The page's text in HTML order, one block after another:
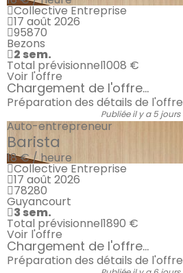
Collective Entreprise
17 août 2026
95870
Bezons
2 sem.
Total prévisionnel1008 €
Voir l'offre
Chargement de l'offre...
Préparation des détails de l'offre
Publiée il y a 5 jours
Auto-entrepreneur
Barista
18 € / heure
Collective Entreprise
17 août 2026
78280
Guyancourt
3 sem.
Total prévisionnel1890 €
Voir l'offre
Chargement de l'offre...
Préparation des détails de l'offre